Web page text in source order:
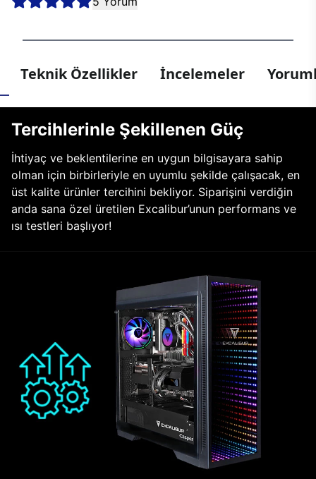
Teknik Özellikler İncelemeler
Tercihlerinle Şekillenen Güç
İhtiyaç ve beklentilerine en uygun bilgisayara sahip
olman için birbirleriyle en uyumlu şekilde çalışacak, en
üst kalite ürünler tercihini bekliyor. Siparişini verdiğin
anda sana özel üretilen Excalibur’unun performans ve
ısı testleri başlıyor!